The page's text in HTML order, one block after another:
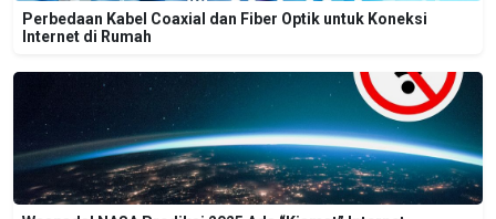
Perbedaan Kabel Coaxial dan Fiber Optik untuk Koneksi
Internet di Rumah